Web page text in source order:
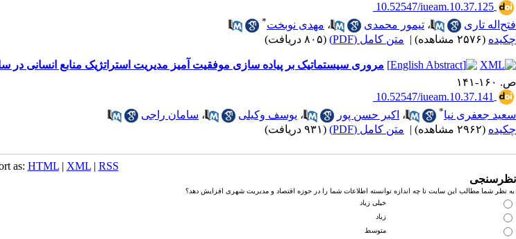
‎ 10.52547/iueam.10.37.125
فتح‌اله تاری
، تیمور محمدی ، مهدی نوبخت*
چکیده (۲۵۷۶ مشاهده) | متن کامل (PDF) (۸۰۵ دریافت)
مروری سیستماتیک بر پیاده‌ سازی موفقیت‌ آمیز مدیریت استراتژیک منابع انسانی در
ص. ۱۶۰-۱۴۱
‎ 10.52547/iueam.10.37.141
سعید جعفری ‌نیا* ، اکبر حسن‌ پور ، یوسف وکیلی ، سامان راجی
چکیده (۲۹۶۲ مشاهده) | متن کامل (PDF) (۹۳۱ دریافت)
as: HTML| XML| RSS
نظرسنجی
به نظر شما مطالب این سایت تا چه اندازه توانسته اطلاعات شما را در حوزه اقتصاد و مدیریت شهری افزایش دهد؟
خیلی زیاد
زیاد
متوسط